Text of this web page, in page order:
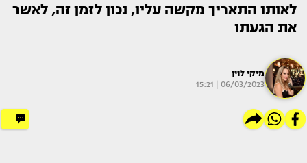
לאותו התאריך מקשה עליו, נכון לזמן זה, לאשר
את הגעתו
מיקי לוין
06/03/2023 | 15:21